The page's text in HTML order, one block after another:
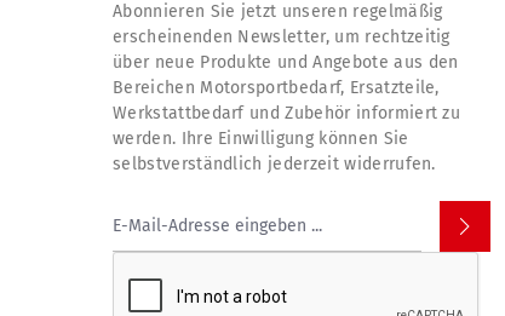
Abonnieren Sie jetzt unseren regelmäßig
erscheinenden Newsletter, um rechtzeitig
über neue Produkte und Angebote aus den
Bereichen Motorsportbedarf, Ersatzteile,
Werkstattbedarf und Zubehör informiert zu
werden. Ihre Einwilligung können Sie
selbstverständlich jederzeit widerrufen.